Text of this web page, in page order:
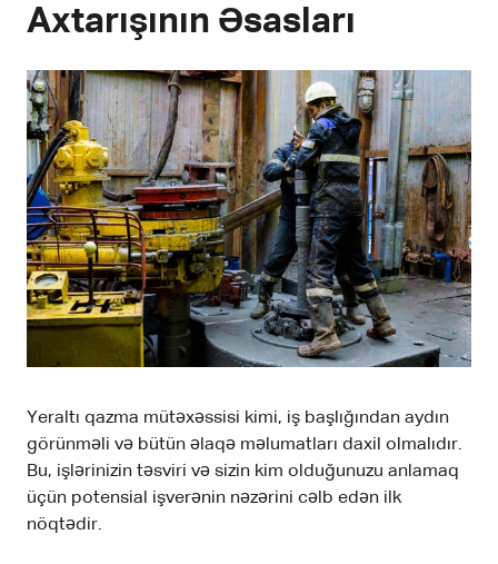
Axtarışının Əsasları
Yeraltı qazma mütəxəssisi kimi, iş başlığından aydın
görünməli və bütün əlaqə məlumatları daxil olmalıdır.
Bu, işlərinizin təsviri və sizin kim olduğunuzu anlamaq
üçün potensial işverənin nəzərini cəlb edən ilk
nöqtədir.